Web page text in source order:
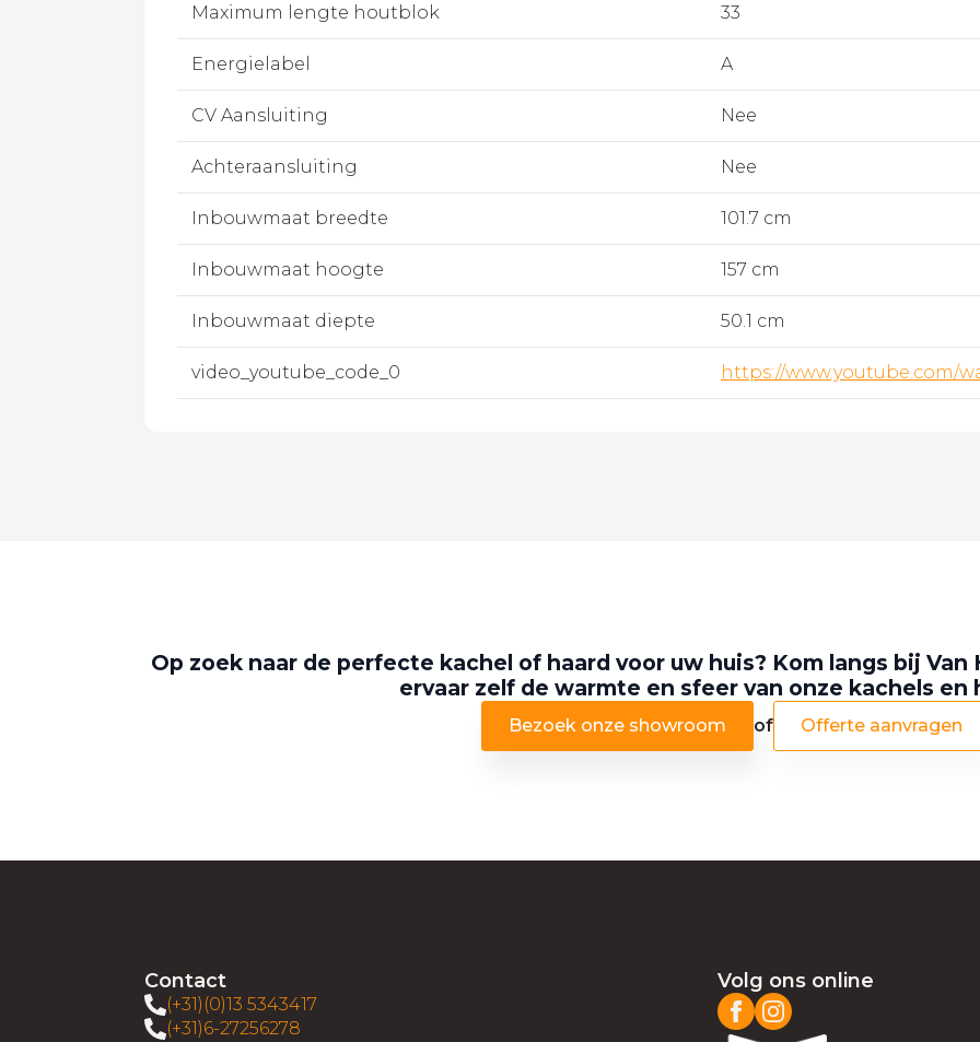
Maximum lengte houtblok 33
Energielabel A
CV Aansluiting Nee
Achteraansluiting Nee
Inbouwmaat breedte 101.7 cm
Inbouwmaat hoogte 157 cm
Inbouwmaat diepte 50.1 cm
video_youtube_code_0 https://www.youtube.com/
Op zoek naar de perfecte kachel of haard voor uw huis? Kom langs bij Van
ervaar zelf de warmte en sfeer van onze kachels en
Bezoek onze showroom of Offerte aanvragen
Contact
(+31)(0)13 5343417
(+31)6-27256278
Volg ons online